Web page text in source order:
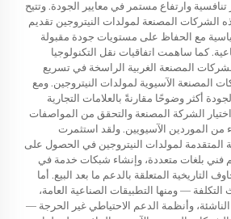
وارتفاع مستمر في معايير الجودة. وتتيح
الشركات المصنعة لمولدات النيتروجين تقديم
مع الحفاظ على مستويات جودة مقبولة
كما ساهمت اتفاقيات نقل التكنولوجيا
المصنعة الغربية الراسخة في تسريع
المصنعة الآسيوية لمولدات النيتروجين. ومع
أكثر وضوحًا مقارنةً بالعلامات التجارية
الشركة المصنعة والتحقق من المواصفات
الموردين الآسيويين. ولقد استثمرت
المتقدمة لمولدات النيتروجين في الحصول على
فني بلغات متعددة، وإنشاء شبكات خدمة في
التاريخية المتعلقة بالدعم ما بعد البيع. أما
— ومنها التطبيقات الصناعية العامة،
وأنظمة الدعم الاحتياطي غير الحرجة —